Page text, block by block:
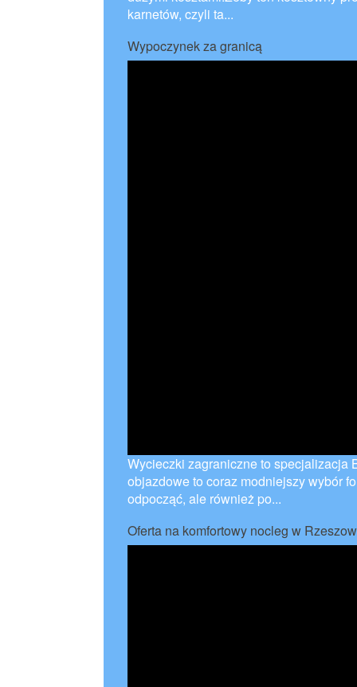
karnetów, czyli ta...
Wypoczynek za granicą
Wycieczki zagraniczne to specjalizacja
objazdowe to coraz modniejszy wybór
odpocząć, ale również po...
Oferta na komfortowy nocleg w